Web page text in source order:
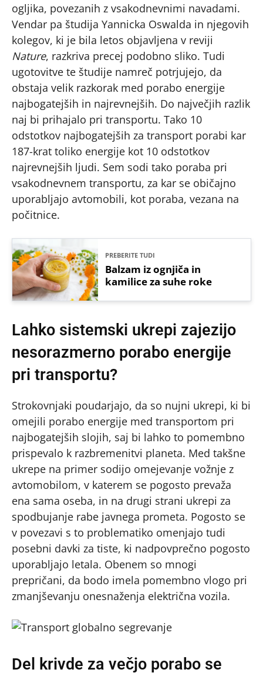
ogljika, povezanih z vsakodnevnimi navadami.
Vendar pa študija Yannicka Oswalda in njegovih
kolegov, ki je bila letos objavljena v reviji
Nature, razkriva precej podobno sliko. Tudi
ugotovitve te študije namreč potrjujejo, da
obstaja velik razkorak med porabo energije
najbogatejših in najrevnejših. Do največjih razlik
naj bi prihajalo pri transportu. Tako 10
odstotkov najbogatejših za transport porabi kar
187-krat toliko energije kot 10 odstotkov
najrevnejših ljudi. Sem sodi tako poraba pri
vsakodnevnem transportu, za kar se običajno
uporabljajo avtomobili, kot poraba, vezana na
počitnice.
PREBERITE TUDI
Balzam iz ognjiča in
kamilice za suhe roke
Lahko sistemski ukrepi zajezijo
nesorazmerno porabo energije
pri transportu?
Strokovnjaki poudarjajo, da so nujni ukrepi, ki bi
omejili porabo energije med transportom pri
najbogatejših slojih, saj bi lahko to pomembno
prispevalo k razbremenitvi planeta. Med takšne
ukrepe na primer sodijo omejevanje vožnje z
avtomobilom, v katerem se pogosto prevaža
ena sama oseba, in na drugi strani ukrepi za
spodbujanje rabe javnega prometa. Pogosto se
v povezavi s to problematiko omenjajo tudi
posebni davki za tiste, ki nadpovprečno pogosto
uporabljajo letala. Obenem so mnogi
prepričani, da bodo imela pomembno vlogo pri
zmanjševanju onesnaženja električna vozila.
Del krivde za večjo porabo se